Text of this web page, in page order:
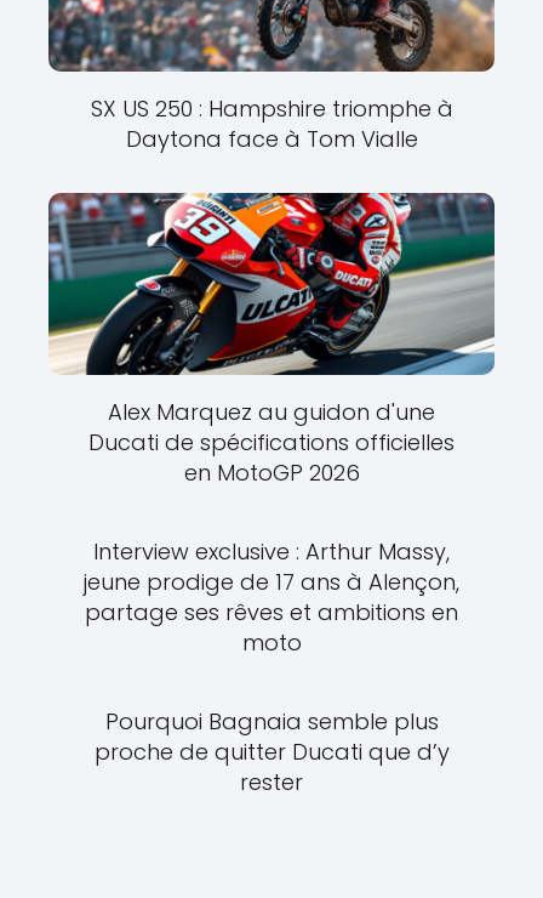
SX US 250 : Hampshire triomphe à
Daytona face à Tom Vialle
Alex Marquez au guidon d'une
Ducati de spécifications officielles
en MotoGP 2026
Interview exclusive : Arthur Massy,
jeune prodige de 17 ans à Alençon,
partage ses rêves et ambitions en
moto
Pourquoi Bagnaia semble plus
proche de quitter Ducati que d’y
rester